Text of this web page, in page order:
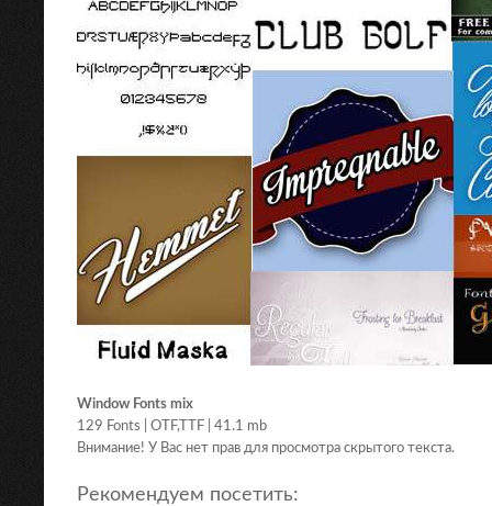
Window Fonts mix
129 Fonts | OTF,TTF | 41.1 mb
Внимание! У Вас нет прав для просмотра скрытого текста.
Рекомендуем посетить: